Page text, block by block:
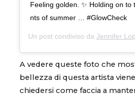
Feeling golden. ✨ Holding on to
nts of summer … #GlowCheck
Un post condiviso da Jennifer
A vedere queste foto che
bellezza di questa artista
chiedersi come faccia a